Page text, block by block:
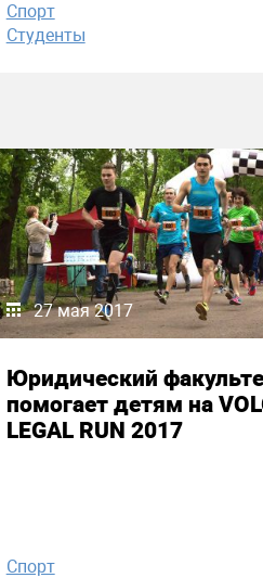
Спорт
Студенты
27 мая 2017
Юридический
помогает детям на
LEGAL RUN 2017
Спорт